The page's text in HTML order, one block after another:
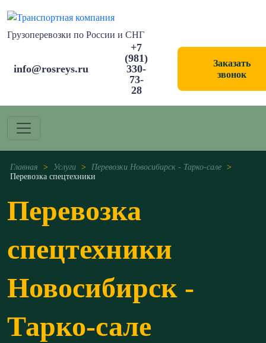
Грузоперевозки по России и СНГ
info@rosreys.ru
+7
(981)
330-
73-
28
Заказать
звонок
Главная > Услуги > Перевозки Новосибирск - Тарко-сале >
Перевозка спецтехники
Перевозка
спецтехники
Новосибирск -
Тарко-сале